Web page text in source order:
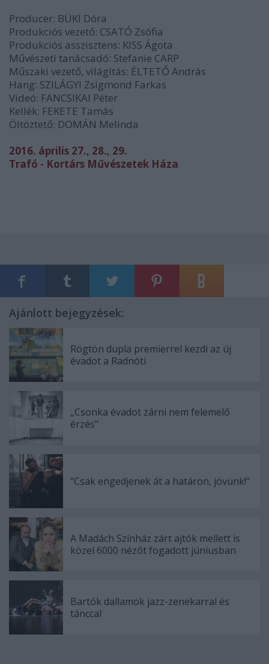
Producer: BÜKI Dóra
Produkciós vezető: CSATÓ Zsófia
Produkciós asszisztens: KISS Ágota
Művészeti tanácsadó: Stefanie CARP
Műszaki vezető, világítás: ÉLTETŐ András
Hang: SZILÁGYI Zsigmond Farkas
Videó: FANCSIKAI Péter
Kellék: FEKETE Tamás
Öltöztető: DOMÁN Melinda
2016. április 27., 28., 29.
Trafó - Kortárs Művészetek Háza
Ajánlott bejegyzések:
Rögtön dupla premierrel kezdi az új
évadot a Radnóti
„Csonka évadot zárni nem felemelő
érzés"
"Csak engedjenek át a határon, jövünk!"
A Madách Színház zárt ajtók mellett is
közel 6000 nézőt fogadott júniusban
Bartók dallamok jazz-zenekarral és
tánccal